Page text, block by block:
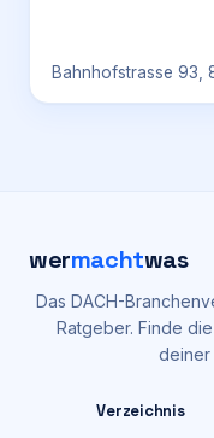
Bahnhofstrasse 93,
wermachtwas
Das DACH-
Ratgeber. Finde
deiner
Verzeichnis